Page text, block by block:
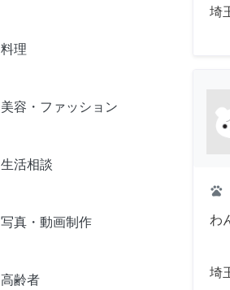
料理
美容・ファッション
生活相談
写真・動画制作
高齢者
埼
pets
わ
埼